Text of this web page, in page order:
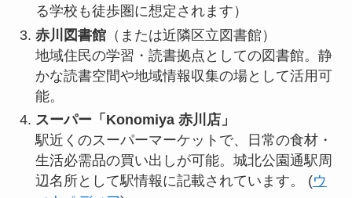
る学校も徒歩圏に想定されます）
赤川図書館（または近隣区立図書館）
地域住民の学習・読書拠点としての図書館。静
かな読書空間や地域情報収集の場として活用可
能。
スーパー「Konomiya 赤川店」
駅近くのスーパーマーケットで、日常の食材・
生活必需品の買い出しが可能。城北公園通駅周
辺名所として駅情報に記載されています。 (ウ